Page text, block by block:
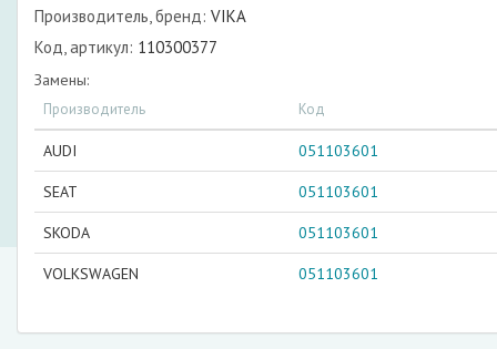
Производитель, бренд: VIKA
Код, артикул: 110300377
Замены:
Производитель Код
AUDI 051103601
SEAT 051103601
SKODA 051103601
VOLKSWAGEN 051103601